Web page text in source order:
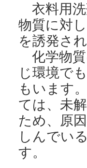
衣料用洗
物質に対
を誘発さ
化学物質
じ環境で
もいます
ては、未
ため、原
しんでい
す。